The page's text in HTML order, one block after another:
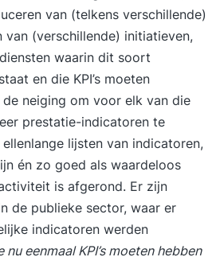
van (telkens verschillende)
van (verschillende) initiatieven,
waarin dit soort
en die KPI’s moeten
neiging om voor elk van die
prestatie-indicatoren te
lijsten van indicatoren,
én zo goed als waardeloos
is afgerond. Er zijn
de publieke sector, waar er
indicatoren werden
nu eenmaal KPI’s moeten hebben